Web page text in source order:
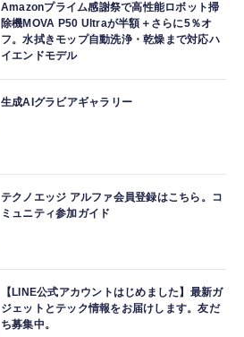
Amazonプライム感謝祭で高性能ロボット掃
除機MOVA P50 Ultraが半額＋さらに5％オ
フ。水拭きモップ自動洗浄・乾燥まで対応ハ
イエンドモデル
生成AIグラビアギャラリー
テクノエッジ アルファ会員登録はこちら。コ
ミュニティ参加ガイド
【LINE公式アカウントはじめました】最新ガ
ジェットとテック情報をお届けします。友だ
ち募集中。